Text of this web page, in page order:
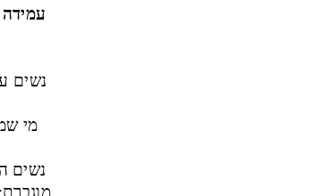
עמידה
נשים
מי
נשים
מוגברת;